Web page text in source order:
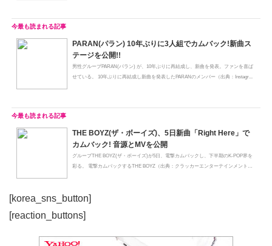
PARAN(パラン) 10年ぶりに3人組でカムバック!新曲ス
テージを公開!!
男性グループPARAN(パラン) が、10年ぶりに再結成し、新曲を発表。ファンを喜ば
せている。 10年ぶりに再結成し新曲を発表したPARANのメンバー（出典：Instagr...
THE BOYZ(ザ・ボーイズ)、5日新曲「Right Here」で
カムバック! 音源とMVを公開
グループTHE BOYZ(ザ・ボーイズ)が5日、電撃カムバックし、下半期のK-POP界を
彩る。 電撃カムバックするTHE BOYZ（出典：クラッカーエンターテインメント）
[korea_sns_button]
[reaction_buttons]